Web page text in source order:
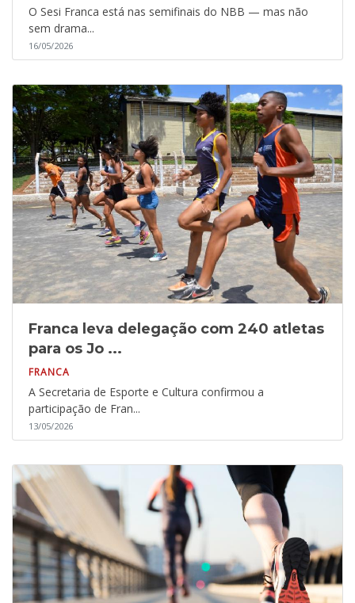
O Sesi Franca está nas semifinais do NBB — mas não
sem drama...
16/05/2026
Franca leva delegação com 240 atletas
para os Jo ...
FRANCA
A Secretaria de Esporte e Cultura confirmou a
participação de Fran...
13/05/2026